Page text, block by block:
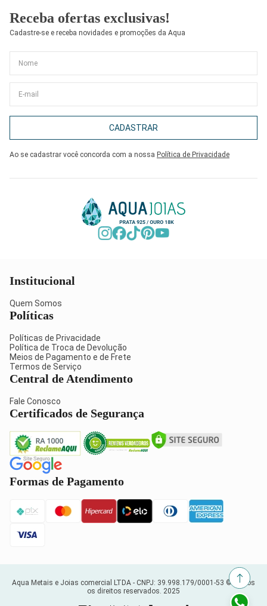
Receba ofertas exclusivas!
Cadastre-se e receba novidades e promoções da Aqua
CADASTRAR
Ao se cadastrar você concorda com a nossa Política de Privacidade
Institucional
Quem Somos
Políticas
Políticas de Privacidade
Política de Troca de Devolução
Meios de Pagamento e de Frete
Termos de Serviço
Central de Atendimento
Fale Conosco
Certificados de Segurança
Formas de Pagamento
Aqua Metais e Joias comercial LTDA - CNPJ: 39.998.179/0001-53 © Todos
os direitos reservados. 2025